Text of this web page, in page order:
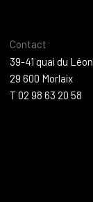
Contact
39-41 quai du Léon
29 600 Morlaix
T 02 98 63 20 58